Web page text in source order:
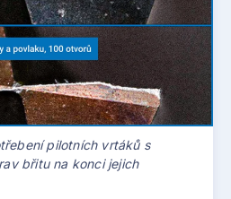
pilotních vrtáků s
břitu na konci jejich